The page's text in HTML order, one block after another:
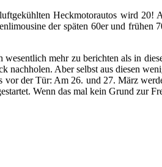
Heckmotorautos wird
der späten 60er und frühen
mehr zu berichten als in
Aber selbst aus diesen
vor der Tür: Am 26. und 27. März
Wenn das mal kein Grund zur